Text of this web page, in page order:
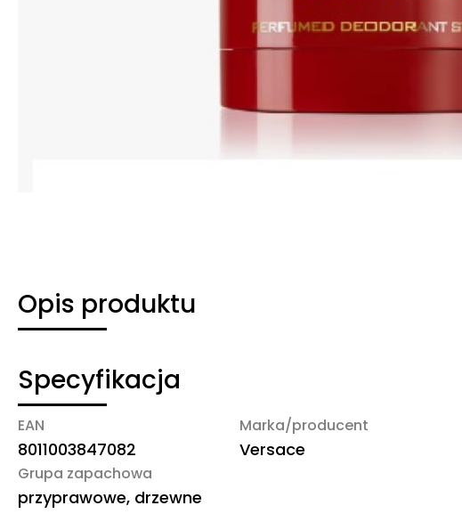
Opis produktu
Specyfikacja
EAN
8011003847082
Marka/producent
Versace
Grupa zapachowa
przyprawowe, drzewne